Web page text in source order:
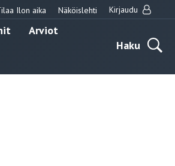
Ilon aika Näköislehti Kirjaudu
Arviot
Haku